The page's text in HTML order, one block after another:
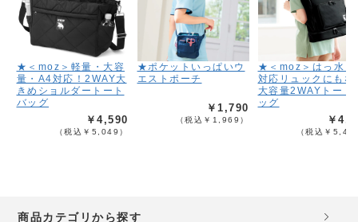
★＜moz＞軽量・大容
量・A4対応！2WAY大
きめショルダートート
バッグ
￥4,590
（税込￥5,049）
★ポケットいっぱいウ
エストポーチ
￥1,790
（税込￥1,969）
★＜moz＞はっ水！
対応リュックにもな
大容量2WAYトート
ッグ
￥
（税込￥
商品カテゴリから探す